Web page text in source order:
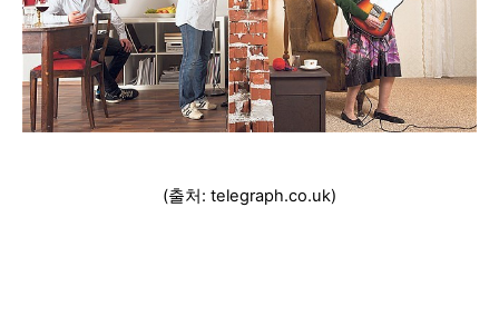
(출처: telegraph.co.uk)